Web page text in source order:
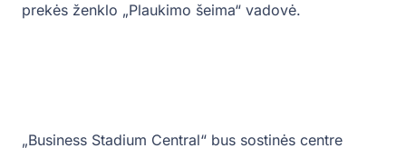
prekės ženklo „Plaukimo šeima“ vadovė.
„Business Stadium Central“ bus sostinės centre